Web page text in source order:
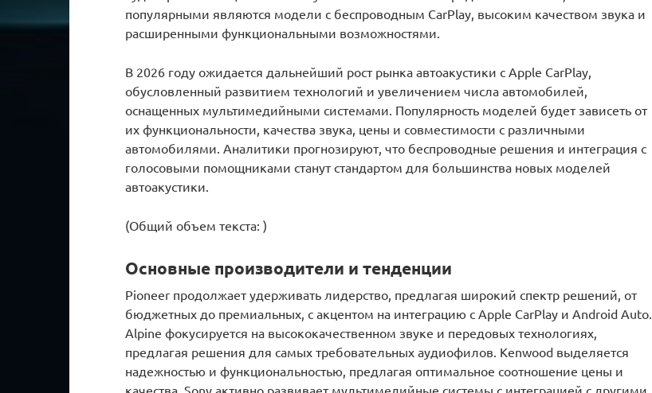
популярными являются модели с беспроводным CarPlay, высоким качеством звука и
расширенными функциональными возможностями.
В 2026 году ожидается дальнейший рост рынка автоакустики с Apple CarPlay,
обусловленный развитием технологий и увеличением числа автомобилей,
оснащенных мультимедийными системами. Популярность моделей будет зависеть от
их функциональности, качества звука, цены и совместимости с различными
автомобилями. Аналитики прогнозируют, что беспроводные решения и интеграция с
голосовыми помощниками станут стандартом для большинства новых моделей
автоакустики.
(Общий объем текста: )
Основные производители и тенденции
Pioneer продолжает удерживать лидерство, предлагая широкий спектр решений, от
бюджетных до премиальных, с акцентом на интеграцию с Apple CarPlay и Android Auto.
Alpine фокусируется на высококачественном звуке и передовых технологиях,
предлагая решения для самых требовательных аудиофилов. Kenwood выделяется
надежностью и функциональностью, предлагая оптимальное соотношение цены и